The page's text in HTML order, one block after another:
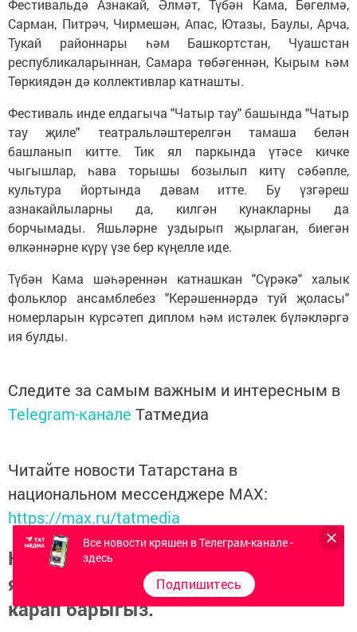
Фестивальдә Азнакай, Әлмәт, Түбән Кама, Бөгелмә,
Сарман, Питрәч, Чирмешән, Апас, Ютазы, Баулы, Арча,
Тукай районнары һәм Башкортстан, Чуашстан
республикаларыннан, Самара төбәгеннән, Кырым һәм
Төркиядән дә коллективлар катнашты.
Фестиваль инде елдагыча "Чатыр тау" башында "Чатыр
тау җиле" театральләштерелгән тамаша белән
башланып китте. Тик ял паркында үтәсе кичке
чыгышлар, һава торышы бозылып китү сәбәпле,
культура йортында дәвам итте. Бу үзгәреш
азнакайлыларны да, килгән кунакларны да
борчымады. Яшьләрне уздырып җырлаган, биегән
өлкәннәрне күрү үзе бер күңелле иде.
Түбән Кама шәһәреннән катнашкан "Сүрәкә" халык
фольклор ансамблебез "Керәшеннәрдә туй җоласы"
номерларын күрсәтеп диплом һәм истәлек бүләкләргә
ия булды.
Следите за самым важным и интересным в
Telegram-канале Татмедиа
Читайте новости Татарстана в
национальном мессенджере MАХ:
https://max.ru/tatmedia
Керәшен дөньясындагы
яңалыкларны Телеграм-канал
карап барыгыз.
Все новости кряшен в Телеграм-канале -
здесь
Подпишитесь